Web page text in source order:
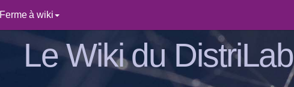
Ferme à wiki
Le Wiki du DistriLab